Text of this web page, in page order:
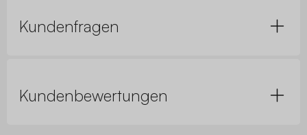
Kundenfragen
Kundenbewertungen